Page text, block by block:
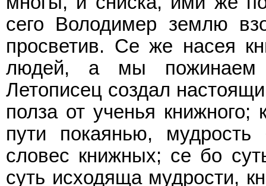
сего Володимер землю
просветив. Се же насея
людей, а мы пожинаем
Летописец создал
полза от ученья
пути покаянью,
словес книжных; се бо
суть исходяща мудрости,